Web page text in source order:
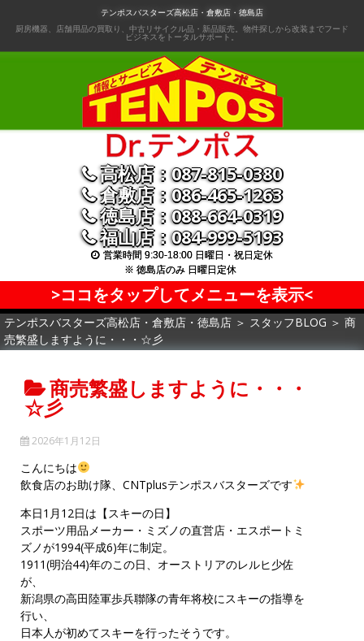
動
テンポスバスターズ高松店・倉敷店・徳島店
厨房機器、店舗用品の買取り、中古リサイクル品・新品販売。物件探しから改装までフード
ビジネスをトータルサポート。
高松店：087-815-0380
倉敷店：086-465-1263
徳島店：088-664-0319
福山店：084-999-5193
営業時間 9:30-18:00 日曜日・祝日定休
※ 徳島店のみ 日曜日定休
>ココをタップしてメニューを表示<
テンポスバスターズ高松店・倉敷店・徳島店 ＞ スタッフBLOG ＞ 商
売繁盛しますように・・・☆彡
商売繁盛しますように・・・
☆彡
2026年1月12日
こんにちは
飲食店のお助け隊、CNTplusテンポスバスターズです
本日1月12日は【スキーの日】
スポーツ用品メーカー・ミズノの直営店・エスポートミ
ズノが1994(平成6)年に制定。
1911(明治44)年のこの日、オーストリアのレルヒ少佐
が、
新潟県の高田陸軍歩兵聯隊の青年将校にスキーの指導を
行い、
日本人が初めてスキーを行ったそうです。